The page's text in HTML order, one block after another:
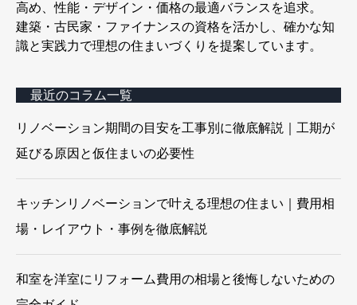
高め、性能・デザイン・価格の最適バランスを追求。
建築・古民家・ファイナンスの資格を活かし、確かな知
識と実践力で理想の住まいづくりを提案しています。
最近のコラム一覧
リノベーション期間の目安を工事別に徹底解説｜工期が
延びる原因と仮住まいの必要性
キッチンリノベーションで叶える理想の住まい｜費用相
場・レイアウト・事例を徹底解説
和室を洋室にリフォーム費用の相場と後悔しないための